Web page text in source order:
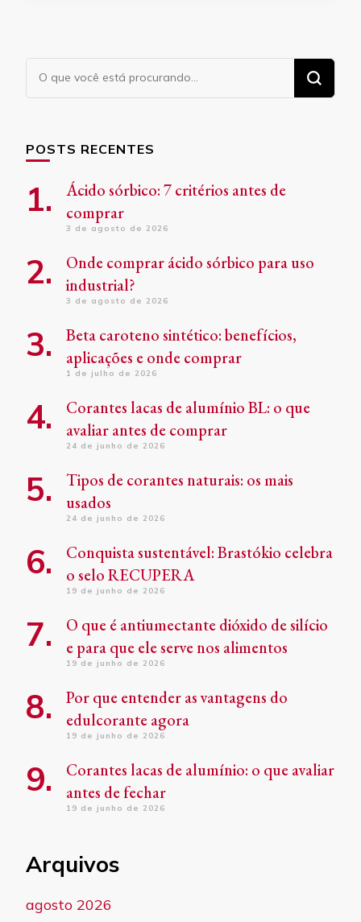
Procurando
algo?
POSTS RECENTES
Ácido sórbico: 7 critérios antes de
comprar
3 de agosto de 2026
Onde comprar ácido sórbico para uso
industrial?
3 de agosto de 2026
Beta caroteno sintético: benefícios,
aplicações e onde comprar
1 de julho de 2026
Corantes lacas de alumínio BL: o que
avaliar antes de comprar
24 de junho de 2026
Tipos de corantes naturais: os mais
usados
24 de junho de 2026
Conquista sustentável: Brastókio celebra
o selo RECUPERA
19 de junho de 2026
O que é antiumectante dióxido de silício
e para que ele serve nos alimentos
19 de junho de 2026
Por que entender as vantagens do
edulcorante agora
19 de junho de 2026
Corantes lacas de alumínio: o que avaliar
antes de fechar
19 de junho de 2026
Arquivos
agosto 2026